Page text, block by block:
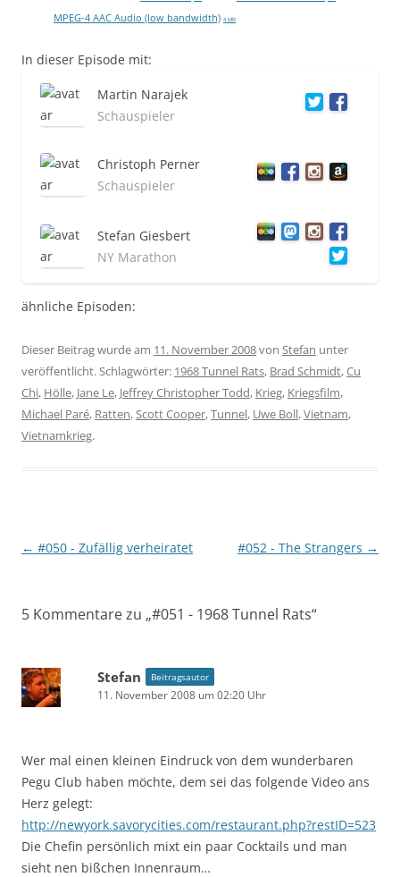
MPEG-4 AAC Audio (low bandwidth) 4 MB
In dieser Episode mit:
Martin Narajek
Schauspieler
Christoph Perner
Schauspieler
Stefan Giesbert
NY Marathon
ähnliche Episoden:
Dieser Beitrag wurde am 11. November 2008von Stefan unter
veröffentlicht. Schlagwörter: 1968 Tunnel Rats, Brad Schmidt,Cu
Chi, Hölle, Jane Le, Jeffrey Christopher Todd, Krieg, Kriegsfilm,
Michael Paré, Ratten,Scott Cooper,Tunnel, Uwe Boll,Vietnam,
Vietnamkrieg.
Beitragsnavigation
← #050 - Zufällig verheiratet #052 - The Strangers →
5 Kommentare zu „#051 - 1968 Tunnel Rats“
Stefan Beitragsautor
11. November 2008 um 02:20 Uhr
Wer mal einen kleinen Eindruck von dem wunderbaren
Pegu Club haben möchte, dem sei das folgende Video ans
Herz gelegt:
http://newyork.savorycities.com/restaurant.php?restID=523
Die Chefin persönlich mixt ein paar Cocktails und man
sieht nen bißchen Innenraum…